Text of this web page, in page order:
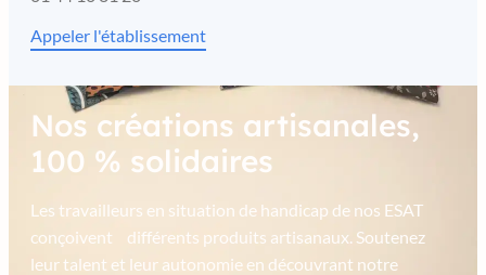
Appeler l'établissement
Nos créations artisanales,
100 % solidaires
Les travailleurs en situation de handicap de nos ESAT
conçoivent différents produits artisanaux. Soutenez
leur talent et leur autonomie en découvrant notre